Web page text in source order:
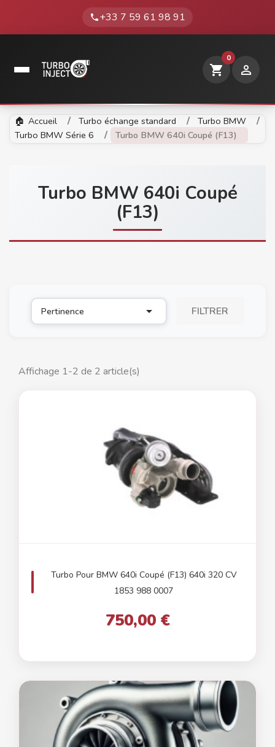
phone+33 7 59 61 98 91
shopping_cart
0

Accueil Turbo échange standard
Turbo BMW
Turbo BMW Série 6
Turbo BMW 640i Coupé (F13)
Turbo BMW 640i Coupé
(F13)
Pertinence  FILTRER
Affichage 1-2 de 2 article(s)
Turbo Pour BMW 640i Coupé (F13) 640i 320 CV
1853 988 0007
750,00 €